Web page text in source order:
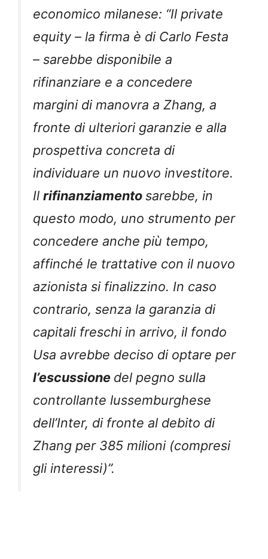
economico milanese: “Il private
equity – la firma è di Carlo Festa
– sarebbe disponibile a
rifinanziare e a concedere
margini di manovra a Zhang, a
fronte di ulteriori garanzie e alla
prospettiva concreta di
individuare un nuovo investitore.
Il rifinanziamentosarebbe, in
questo modo, uno strumento per
concedere anche più tempo,
affinché le trattative con il nuovo
azionista si finalizzino. In caso
contrario, senza la garanzia di
capitali freschi in arrivo, il fondo
Usa avrebbe deciso di optare per
l’escussione del pegno sulla
controllante lussemburghese
dell’Inter, di fronte al debito di
Zhang per 385 milioni (compresi
gli interessi)”.